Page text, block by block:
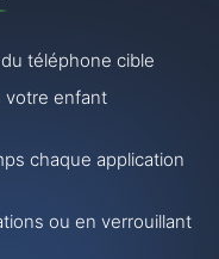
téléphone cible
votre enfant
chaque application
ou en verrouillant